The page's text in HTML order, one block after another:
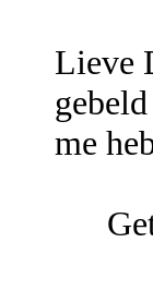
Lieve
me